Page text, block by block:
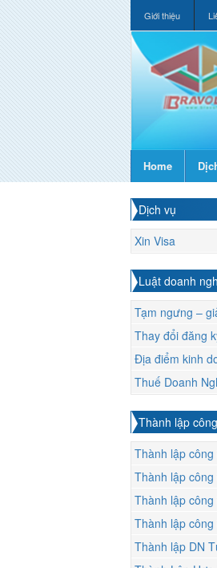
Giới thiệu
Home
Dịch vụ
Xin Visa
Luật doanh
Tạm ngưng –
Thay đổi đăng
Địa điểm kinh
Thuế Doanh
Thành lập
Thành lập công
Thành lập công
Thành lập
Thành lập công
Thành lập DN